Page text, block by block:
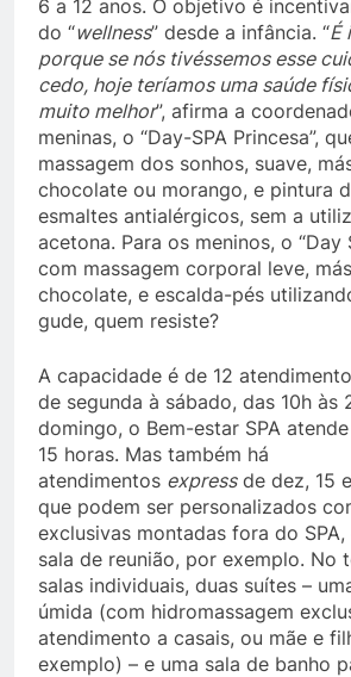
6 a 12 anos. O objetivo é
do “wellness” desde a infância. “É
porque se nós tivéssemos esse
cedo, hoje teríamos uma saúde
muito melhor”, afirma a
meninas, o “Day-SPA Princesa”,
massagem dos sonhos, suave,
chocolate ou morango, e pintura
esmaltes antialérgicos, sem a
acetona. Para os meninos, o “Day
com massagem corporal leve,
chocolate, e escalda-pés
gude, quem resiste?
A capacidade é de 12
de segunda à sábado, das 10h às
domingo, o Bem-estar SPA
15 horas. Mas também há
atendimentos expressde dez, 15
que podem ser personalizados
exclusivas montadas fora do
sala de reunião, por exemplo. No
salas individuais, duas suítes –
úmida (com hidromassagem
atendimento a casais, ou mãe e
exemplo) – e uma sala de banho